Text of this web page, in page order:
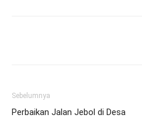
Sebelumnya
Perbaikan Jalan Jebol di Desa